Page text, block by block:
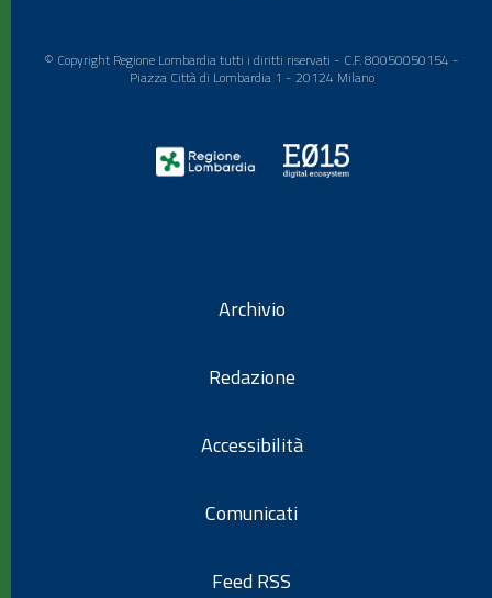
© Copyright Regione Lombardia tutti i diritti riservati - C.F. 80050050154 -
Piazza Città di Lombardia 1 - 20124 Milano
Archivio
Redazione
Accessibilità
Comunicati
Feed RSS